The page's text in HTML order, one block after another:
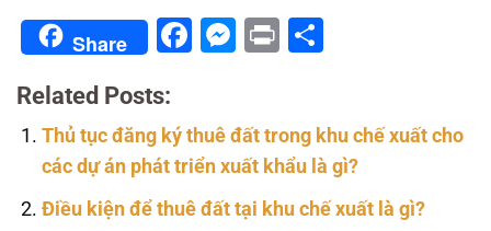
Share Facebook
Messenger
Print
Related Posts:
Thủ tục đăng ký thuê đất trong khu chế xuất cho
các dự án phát triển xuất khẩu là gì?
Điều kiện để thuê đất tại khu chế xuất là gì?